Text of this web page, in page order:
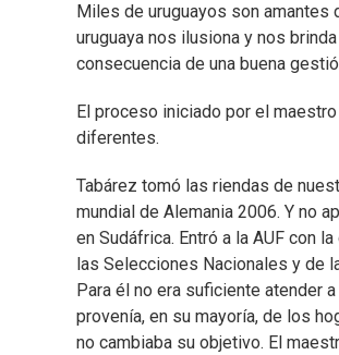
Miles de uruguayos son
uruguaya nos ilusiona y nos
consecuencia de una buena
El proceso iniciado por el
diferentes.
Tabárez tomó las riendas de
mundial de Alemania 2006. Y no
en Sudáfrica. Entró a la AUF con
las Selecciones Nacionales y de
Para él no era suficiente atender
provenía, en su mayoría, de los
no cambiaba su objetivo. El